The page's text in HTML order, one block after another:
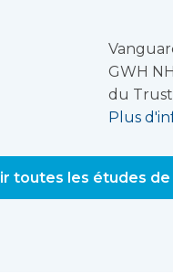
GWH
du Trust
Plus
toutes les études de